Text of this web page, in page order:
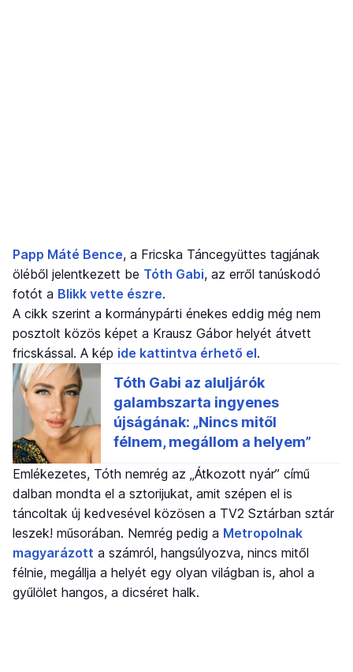
Papp Máté Bence, a Fricska Táncegyüttes tagjának
öléből jelentkezett be Tóth Gabi, az erről tanúskodó
fotót a Blikk vette észre.
A cikk szerint a kormánypárti énekes eddig még nem
posztolt közös képet a Krausz Gábor helyét átvett
fricskással. A kép ide kattintva érhető el.
Emlékezetes, Tóth nemrég az „Átkozott nyár” című
dalban mondta el a sztorijukat, amit szépen el is
táncoltak új kedvesével közösen a TV2 Sztárban sztár
leszek! műsorában. Nemrég pedig a Metropolnak
magyarázott a számról, hangsúlyozva, nincs mitől
félnie, megállja a helyét egy olyan világban is, ahol a
gyűlölet hangos, a dicséret halk.